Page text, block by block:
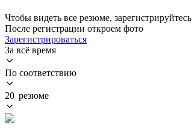
Чтобы видеть все резюме, зарегистрируйтесь
После регистрации откроем фото
Зарегистрироваться
За всё время
По соответствию
20 резюме